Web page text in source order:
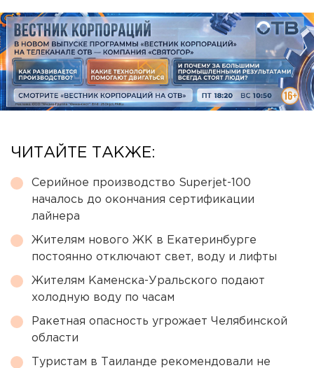
ЧИТАЙТЕ ТАКЖЕ:
Серийное производство Superjet-100
началось до окончания сертификации
лайнера
Жителям нового ЖК в Екатеринбурге
постоянно отключают свет, воду и лифты
Жителям Каменска-Уральского подают
холодную воду по часам
Ракетная опасность угрожает Челябинской
области
Туристам в Таиланде рекомендовали не